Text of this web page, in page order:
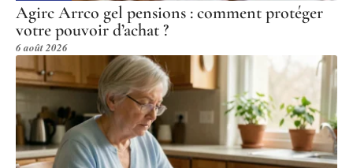
Agirc Arrco gel pensions : comment protéger
votre pouvoir d’achat ?
6 août 2026